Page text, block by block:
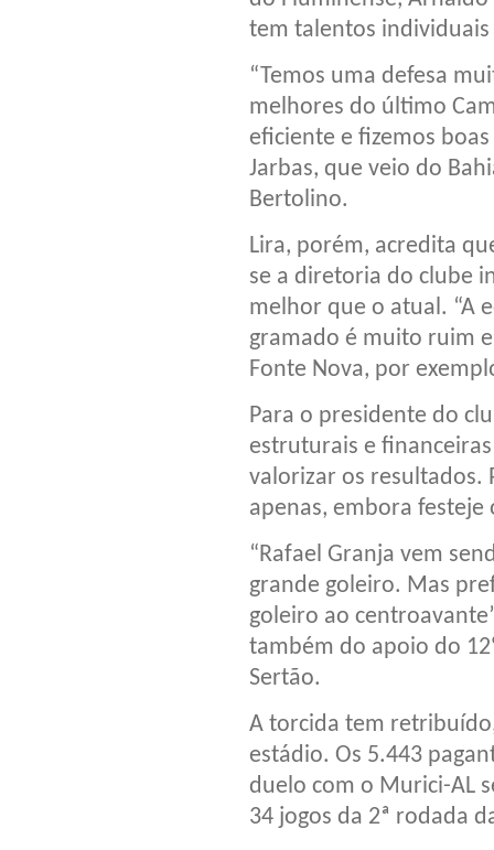
tem talentos
“Temos uma defesa
melhores do último
eficiente e fizemos
Jarbas, que veio do
Bertolino.
Lira, porém, acredita
se a diretoria do clube
melhor que o atual. “A
gramado é muito ruim
Fonte Nova, por
Para o presidente do
estruturais e
valorizar os resultados.
apenas, embora
“Rafael Granja vem
grande goleiro. Mas
goleiro ao
também do apoio do
Sertão.
A torcida tem
estádio. Os 5.443
duelo com o Murici-AL
34 jogos da 2ª rodada